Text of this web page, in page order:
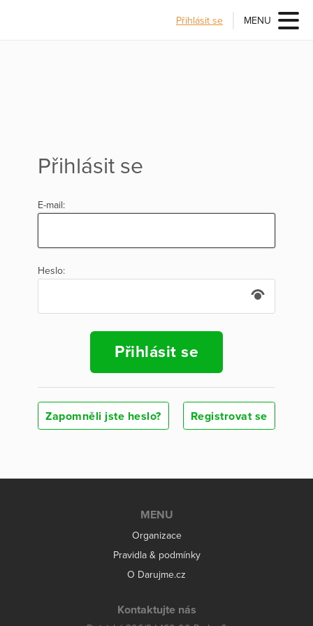
Přihlásit se MENU
Přihlásit se
E-mail:
Heslo:
Přihlásit se
Zapomněli jste heslo? Registrovat se
MENU
Organizace
Pravidla & podmínky
O Darujme.cz
Kontaktujte nás